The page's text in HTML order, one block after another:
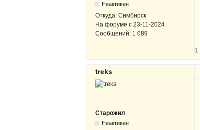
Неактивен
Откуда: Симбирск
На форуме с 23-11-2024
Сообщений: 1 089
1
treks
Старожил
Неактивен